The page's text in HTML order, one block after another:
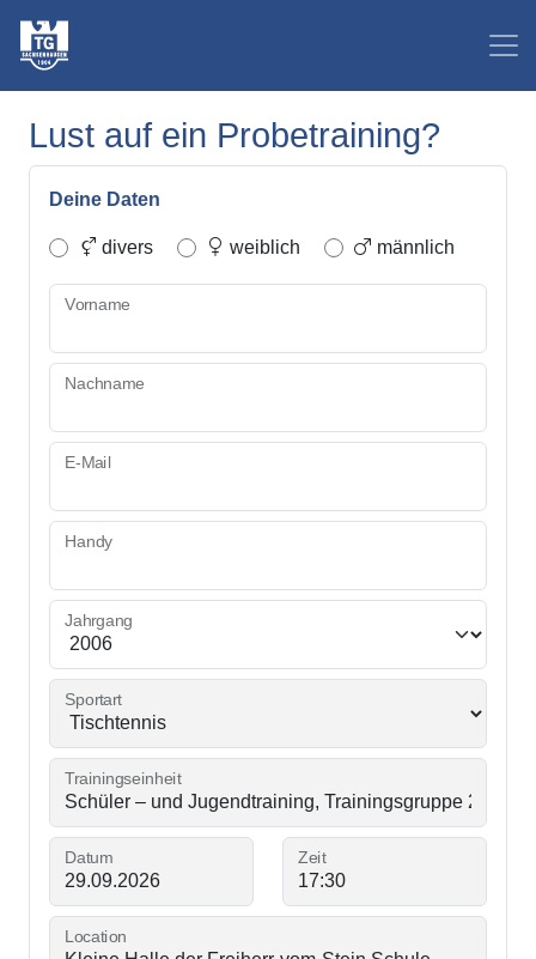
Lust auf ein Probetraining?
Deine Daten
divers weiblich männlich
Vorname
Nachname
E-Mail
Handy
Jahrgang
Sportart
Trainingseinheit
Datum Zeit
Location